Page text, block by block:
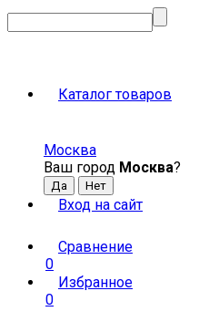
Каталог товаров
Москва
Ваш город Москва?
Вход на сайт
Сравнение
0
Избранное
0